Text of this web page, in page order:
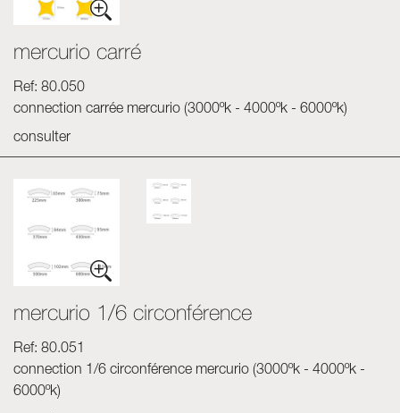
mercurio carré
Ref: 80.050
connection carrée mercurio (3000ºk - 4000ºk - 6000ºk)
consulter
mercurio 1/6 circonférence
Ref: 80.051
connection 1/6 circonférence mercurio (3000ºk - 4000ºk -
6000ºk)